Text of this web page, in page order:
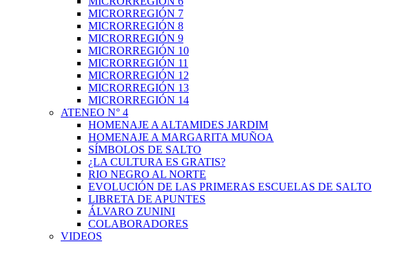
MICRORREGIÓN 7
MICRORREGIÓN 8
MICRORREGIÓN 9
MICRORREGIÓN 10
MICRORREGIÓN 11
MICRORREGIÓN 12
MICRORREGIÓN 13
MICRORREGIÓN 14
ATENEO N° 4
HOMENAJE A ALTAMIDES JARDIM
HOMENAJE A MARGARITA MUÑOA
SÍMBOLOS DE SALTO
¿LA CULTURA ES GRATIS?
RIO NEGRO AL NORTE
EVOLUCIÓN DE LAS PRIMERAS ESCUELAS DE SALTO
LIBRETA DE APUNTES
ÁLVARO ZUNINI
COLABORADORES
VIDEOS